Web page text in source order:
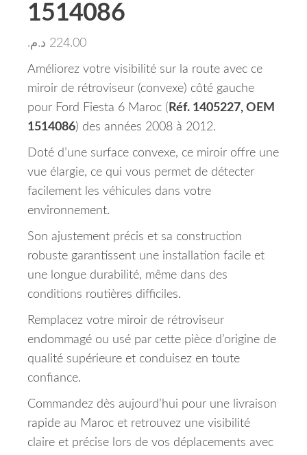
1514086
224.00 د.م.
Améliorez votre visibilité sur la route avec ce
miroir de rétroviseur (convexe) côté gauche
pour Ford Fiesta 6 Maroc ( Réf. 1405227, OEM
1514086) des années 2008 à 2012.
Doté d’une surface convexe, ce miroir offre une
vue élargie, ce qui vous permet de détecter
facilement les véhicules dans votre
environnement.
Son ajustement précis et sa construction
robuste garantissent une installation facile et
une longue durabilité, même dans des
conditions routières difficiles.
Remplacez votre miroir de rétroviseur
endommagé ou usé par cette pièce d’origine de
qualité supérieure et conduisez en toute
confiance.
Commandez dès aujourd’hui pour une livraison
rapide au Maroc et retrouvez une visibilité
claire et précise lors de vos déplacements avec